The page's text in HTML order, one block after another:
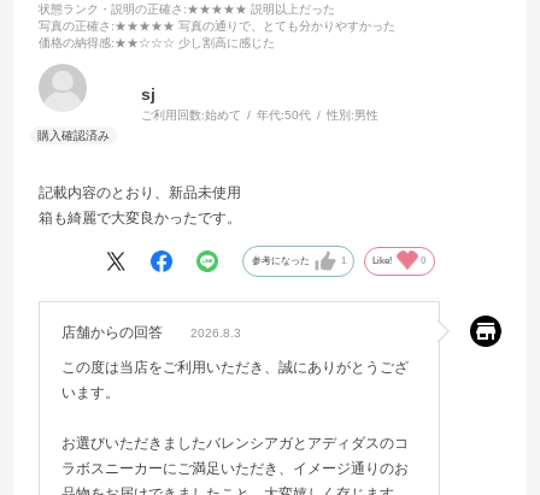
状態ランク・説明の正確さ :★★★★★ 説明以上だった
写真の正確さ :★★★★★ 写真の通りで、とても分かりやすかった
価格の納得感:★★☆☆☆ 少し割高に感じた
sj
ご利用回数:始めて 年代:50代 性別:男性
記載内容のとおり、新品未使用
箱も綺麗で大変良かったです。
参考になった 1 Like! 0
店舗からの回答 2026.8.3
この度は当店をご利用いただき、誠にありがとうござ
います。
お選びいただきましたバレンシアガとアディダスのコ
ラボスニーカーにご満足いただき、イメージ通りのお